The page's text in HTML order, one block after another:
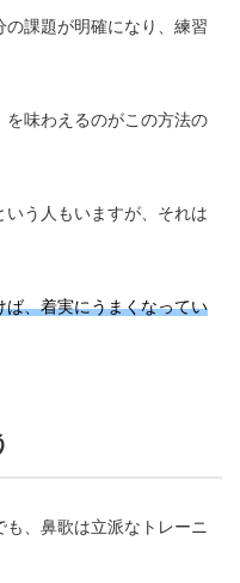
課題が明確になり、練習
を味わえるのがこの方法の
いう人もいますが、それは
、着実にうまくなってい
も、鼻歌は立派なトレーニ